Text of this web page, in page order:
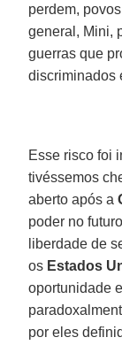
perdem,
general, Mini,
guerras que
discriminados
Esse risco foi
tivéssemos
aberto após a
poder no
liberdade de
os Estados
oportunidade
por eles